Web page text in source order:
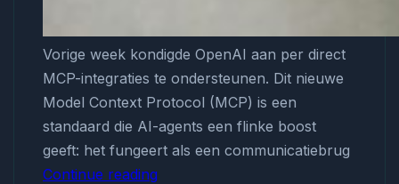
Vorige week kondigde OpenAI aan per direct
MCP-integraties te ondersteunen. Dit nieuwe
Model Context Protocol (MCP) is een
standaard die AI-agents een flinke boost
geeft: het fungeert als een communicatiebrug
Continue reading